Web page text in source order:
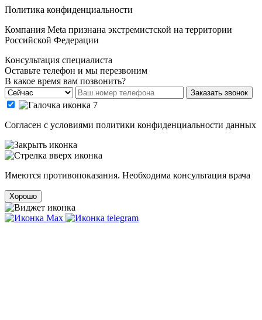
Политика конфиденциальности
Компания Meta признана экстремистской на территории
Российской Федерации
Консультация специалиста
Оставьте телефон и мы перезвоним
В какое время вам позвонить?
Заказать звонок
Cогласен с условиями политики конфиденциальности данных
Имеются противопоказания. Необходима консультация врача
Хорошо